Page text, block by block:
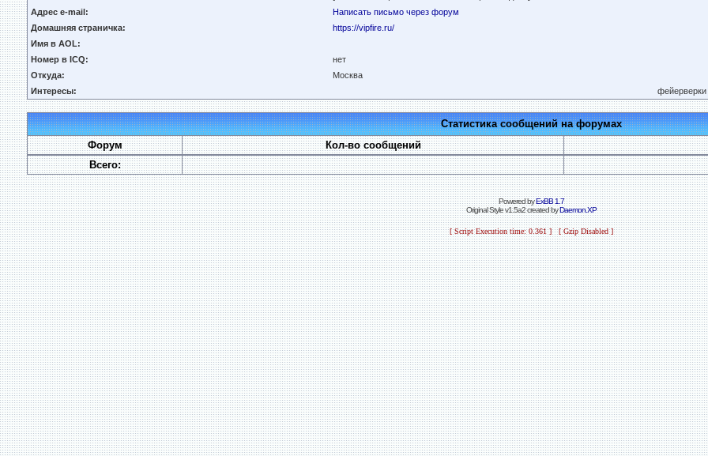
Адрес e-mail:
Написать письмо через форум
Домашняя страничка:
https://vipfire.ru/
Имя в AOL:
Номер в ICQ:
нет
Откуда:
Москва
Интересы:
фейерверки
Статистика сообщений на форумах
Форум
Кол-во сообщений
Всего:
Powered byExBB 1.7
Original Style v1.5a2 created byDaemon.XP
[ Script Execution time: 0.361 ] [ Gzip Disabled ]